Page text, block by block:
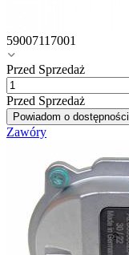
59007117001
Przed Sprzedaż
Przed Sprzedaż
Powiadom o dostępności
Zawóry